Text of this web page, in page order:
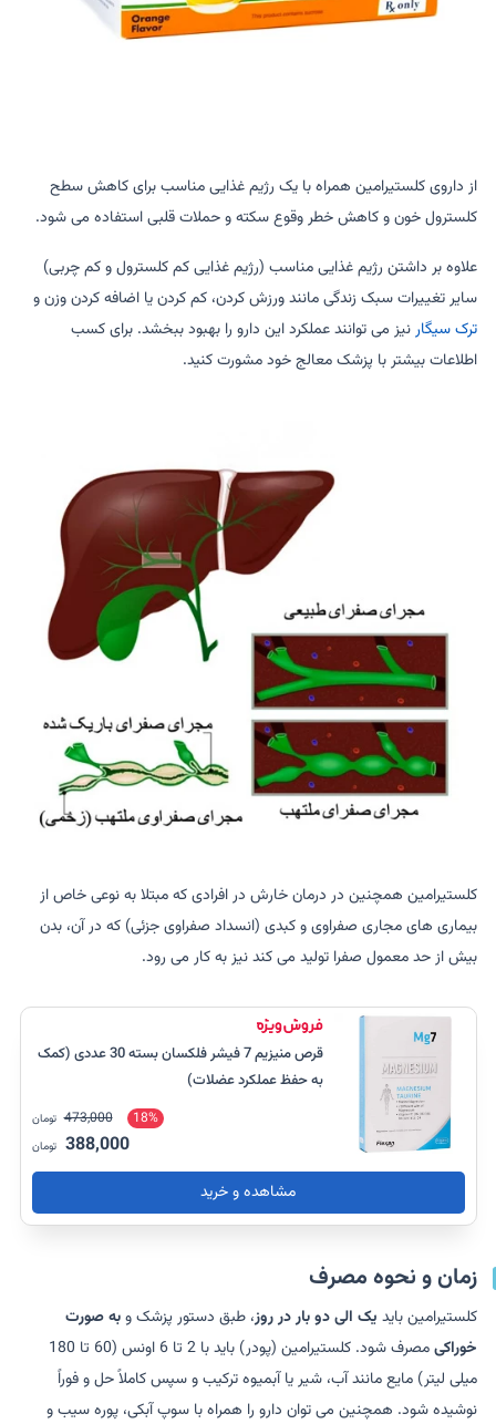
از داروی کلستیرامین همراه با یک رژیم غذایی مناسب برای کاهش سطح
کلسترول خون و کاهش خطر وقوع سکته و حملات قلبی استفاده می شود.
علاوه بر داشتن رژیم غذایی مناسب (رژیم غذایی کم کلسترول و کم چربی)
سایر تغییرات سبک زندگی مانند ورزش کردن، کم کردن یا اضافه کردن وزن و
ترک سیگارنیز می توانند عملکرد این دارو را بهبود ببخشد. برای کسب
اطلاعات بیشتر با پزشک معالج خود مشورت کنید.
کلستیرامین همچنین در درمان خارش در افرادی که مبتلا به نوعی خاص از
بیماری های مجاری صفراوی و کبدی (انسداد صفراوی جزئی) که در آن، بدن
بیش از حد معمول صفرا تولید می کند نیز به کار می رود.
قرص منیزیم 7 فیشر فلکسان بسته 30 عددی (کمک
به حفظ عملکرد عضلات)
18%
473,000 تومان
388,000 تومان
مشاهده و خرید
زمان و نحوه مصرف
کلستیرامین باید یک الی دو بار در روز، طبق دستور پزشک وبه صورت
خوراکی
مصرف شود. کلستیرامین (پودر) باید با 2 تا 6 اونس (60 تا 180
میلی لیتر) مایع مانند آب، شیر یا آبمیوه ترکیب و سپس کاملاً حل و فوراً
نوشیده شود. همچنین می توان دارو را همراه با سوپ آبکی، پوره سیب و